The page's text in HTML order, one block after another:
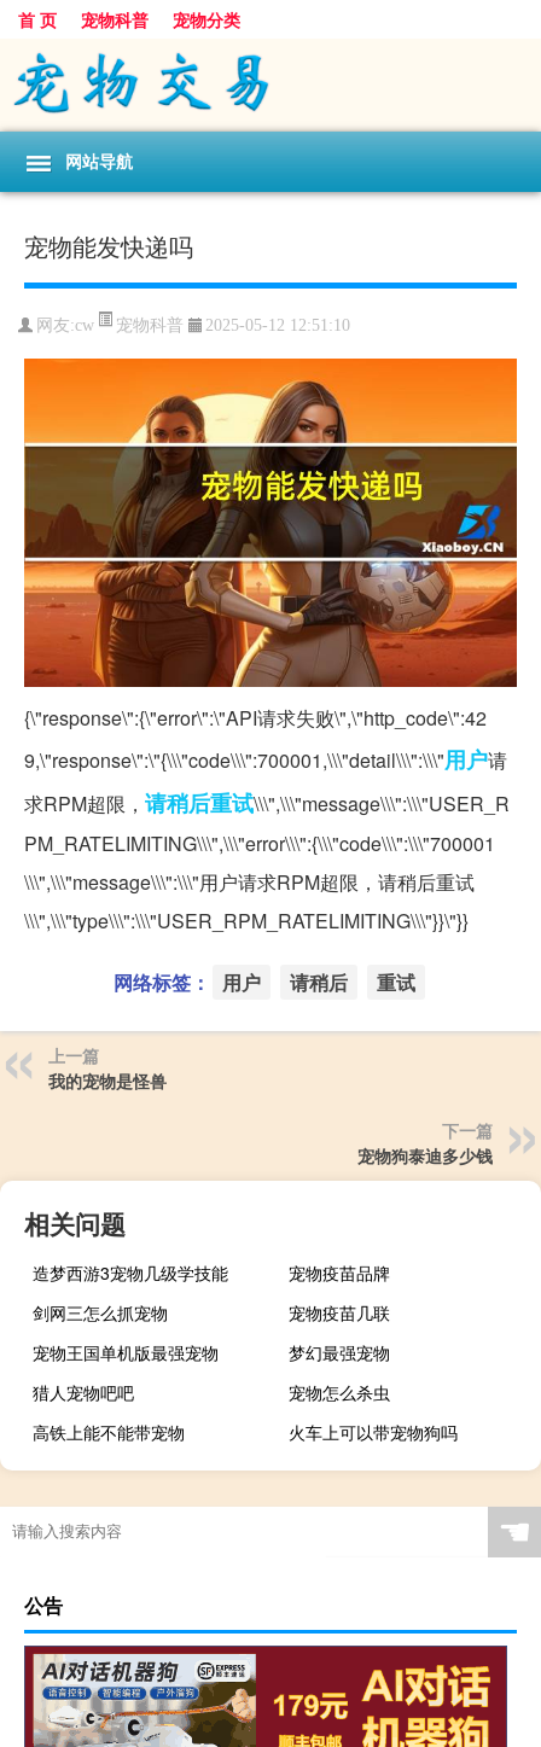
首 页 宠物科普 宠物分类
网站导航
宠物能发快递吗
网友:cw 宠物科普 2025-05-12 12:51:10
{\"response\":{\"error\":\"API请求失败\",\"http_code\":42
9,\"response\":\"{\\\"code\\\":700001,\\\"detail\\\":\\\"用户请
求RPM超限， 请稍后重试\\\",\\\"message\\\":\\\"USER_R
PM_RATELIMITING\\\",\\\"error\\\":{\\\"code\\\":\\\"700001
\\\",\\\"message\\\":\\\"用户请求RPM超限，请稍后重试
\\\",\\\"type\\\":\\\"USER_RPM_RATELIMITING\\\"}}\"}}
网络标签： 用户 请稍后 重试
上一篇
我的宠物是怪兽
下一篇
宠物狗泰迪多少钱
相关问题
造梦西游3宠物几级学技能
宠物疫苗品牌
剑网三怎么抓宠物
宠物疫苗几联
宠物王国单机版最强宠物
梦幻最强宠物
猎人宠物吧吧
宠物怎么杀虫
高铁上能不能带宠物
火车上可以带宠物狗吗
☚
公告